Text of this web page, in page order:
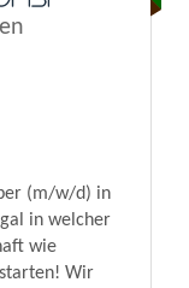
(m/w/d) in
in welcher
wie
Wir